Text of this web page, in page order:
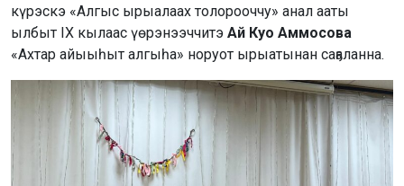
күрэскэ «Алгыс ырыалаах толорооччу» анал ааты
ылбыт IX кылаас үөрэнээччитэ Ай Куо Аммосова
«Ахтар айыыһыт алгыһа» норуот ырыатынан саҕаланна.